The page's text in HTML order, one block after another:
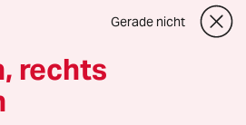
bei diesen Leuten
das sollte doch wohl
Gerade nicht
rechts